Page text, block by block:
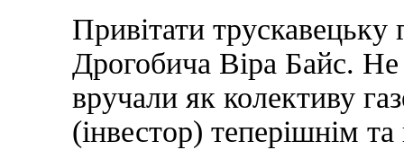
Привітати трускавецьку
Дрогобича Віра Байс. Не
вручали як колективу
(інвестор) теперішнім